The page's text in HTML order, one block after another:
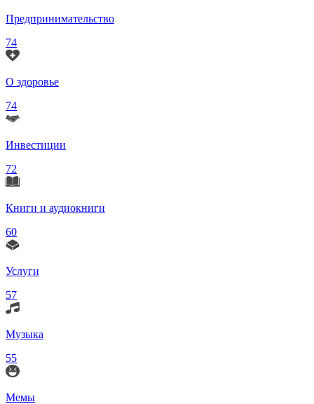
Предпринимательство
74
О здоровье
74
Инвестиции
72
Книги и аудиокниги
60
Услуги
57
Музыка
55
Мемы